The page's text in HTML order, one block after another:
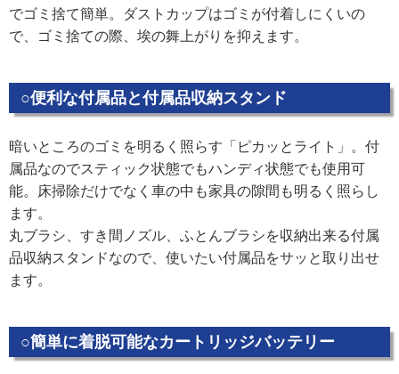
でゴミ捨て簡単。ダストカップはゴミが付着しにくいの
で、ゴミ捨ての際、埃の舞上がりを抑えます。
○便利な付属品と付属品収納スタンド
暗いところのゴミを明るく照らす「ピカッとライト」。付
属品なのでスティック状態でもハンディ状態でも使用可
能。床掃除だけでなく車の中も家具の隙間も明るく照らし
ます。
丸ブラシ、すき間ノズル、ふとんブラシを収納出来る付属
品収納スタンドなので、使いたい付属品をサッと取り出せ
ます。
○簡単に着脱可能なカートリッジバッテリー